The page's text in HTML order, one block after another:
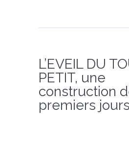
L’EVEIL DU
PETIT, une
construction
premiers jours